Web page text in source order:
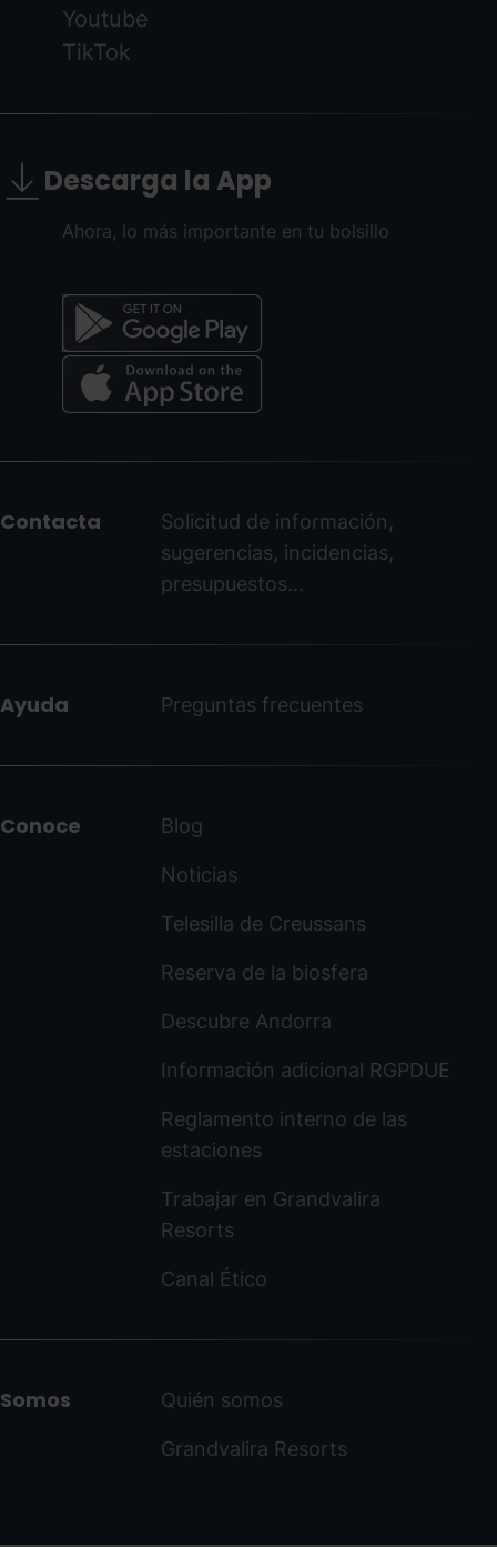
Youtube
TikTok
Descarga la App
Ahora, lo más importante en tu bolsillo
del
-
ordinoarcalis.com
Contacta
Solicitud de información,
sugerencias, incidencias,
presupuestos...
Ayuda Preguntas frecuentes
Conoce Blog
Noticias
Telesilla de Creussans
Reserva de la biosfera
Descubre Andorra
Información adicional RGPDUE
Reglamento interno de las
estaciones
Trabajar en Grandvalira
Resorts
Canal Ético
Somos Quién somos
Grandvalira Resorts